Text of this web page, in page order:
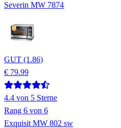
Severin MW 7874
GUT (1.86)
€ 79.99
4.4 von 5 Sterne
Rang 6 von 6
Exquisit MW 802 sw